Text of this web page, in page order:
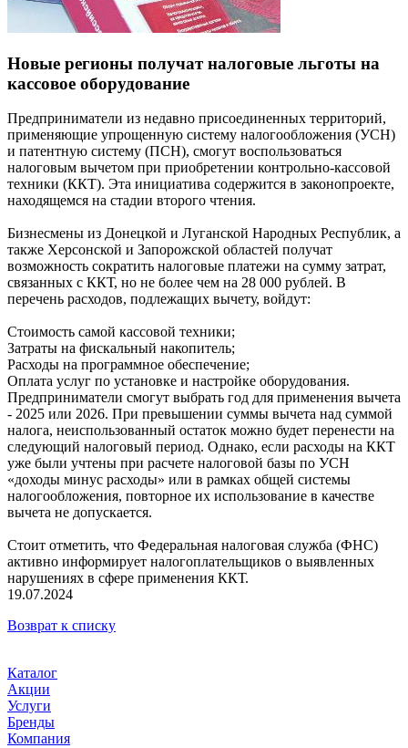
Новые регионы получат налоговые льготы на
кассовое оборудование
Предприниматели из недавно присоединенных территорий,
применяющие упрощенную систему налогообложения (УСН)
и патентную систему (ПСН), смогут воспользоваться
налоговым вычетом при приобретении контрольно-кассовой
техники (ККТ). Эта инициатива содержится в законопроекте,
находящемся на стадии второго чтения.
Бизнесмены из Донецкой и Луганской Народных Республик, а
также Херсонской и Запорожской областей получат
возможность сократить налоговые платежи на сумму затрат,
связанных с ККТ, но не более чем на 28 000 рублей. В
перечень расходов, подлежащих вычету, войдут:
Стоимость самой кассовой техники;
Затраты на фискальный накопитель;
Расходы на программное обеспечение;
Оплата услуг по установке и настройке оборудования.
Предприниматели смогут выбрать год для применения вычета
- 2025 или 2026. При превышении суммы вычета над суммой
налога, неиспользованный остаток можно будет перенести на
следующий налоговый период. Однако, если расходы на ККТ
уже были учтены при расчете налоговой базы по УСН
«доходы минус расходы» или в рамках общей системы
налогообложения, повторное их использование в качестве
вычета не допускается.
Стоит отметить, что Федеральная налоговая служба (ФНС)
активно информирует налогоплательщиков о выявленных
нарушениях в сфере применения ККТ.
19.07.2024
Возврат к списку
Каталог
Акции
Услуги
Бренды
Компания